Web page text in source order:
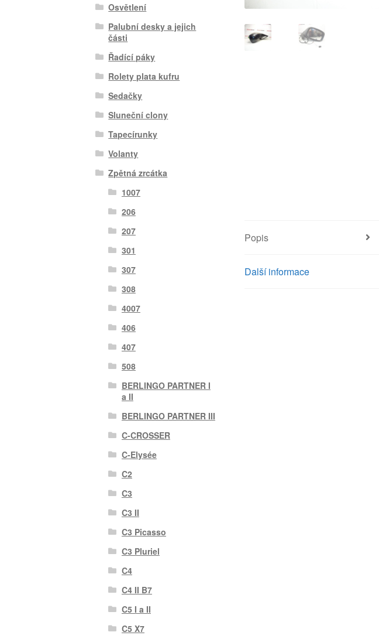
Popis
Další informace
Osvětlení
Palubní desky a jejich
části
Řadící páky
Rolety plata kufru
Sedačky
Sluneční clony
Tapecírunky
Volanty
Zpětná zrcátka
1007
206
207
301
307
308
4007
406
407
508
BERLINGO PARTNER I
a II
BERLINGO PARTNER III
C-CROSSER
C-Elysée
C2
C3
C3 II
C3 Picasso
C3 Pluriel
C4
C4 II B7
C5 I a II
C5 X7